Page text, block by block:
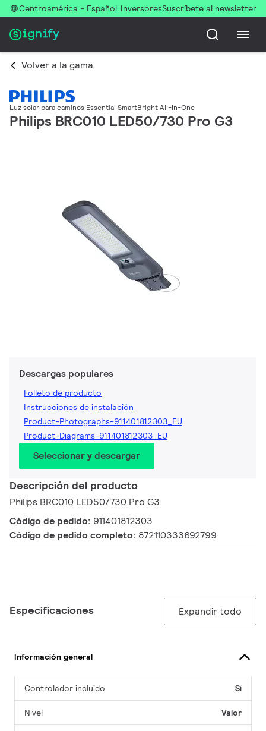
Centroamérica - Español InversoresSuscríbete al newsletter
Volver a la gama
Luz solar para caminos Essential SmartBright All-In-One
Philips BRC010 LED50/730 Pro G3
Descargas populares
Folleto de producto
Instrucciones de instalación
Product-Photographs-911401812303_EU
Product-Diagrams-911401812303_EU
Seleccionar y descargar
Descripción del producto
Philips BRC010 LED50/730 Pro G3
Código de pedido: 911401812303
Código de pedido completo: 872110333692799
Especificaciones Expandir todo
Información general
Controlador incluido Sí
Nivel Valor